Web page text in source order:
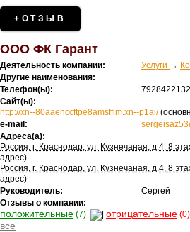
+ОТЗЫВ
ООО ФК Гарант
Деятельность компании: Услуги →
Другие наименования:
Телефон(ы):
Сайт(ы):
http://xn--80aaehccftpe8amsfflm.xn--p1ai/
e-mail:
Адреса(а):
Россия, г. Краснодар, ул. Кузнечаная, д.4, 8
адрес)
Россия, г. Краснодар, ул. Кузнечаная, д.4, 8
адрес)
Руководитель:
Сергей
Отзывы о компании:
положительные (7) отрицательные (0)
все